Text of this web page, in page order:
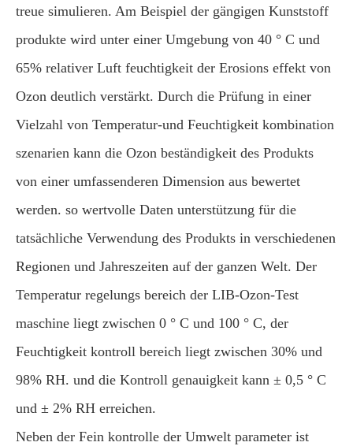
treue simulieren. Am Beispiel der gängigen Kunststoff
produkte wird unter einer Umgebung von 40 ° C und
65% relativer Luft feuchtigkeit der Erosions effekt von
Ozon deutlich verstärkt. Durch die Prüfung in einer
Vielzahl von Temperatur-und Feuchtigkeit kombination
szenarien kann die Ozon beständigkeit des Produkts
von einer umfassenderen Dimension aus bewertet
werden. so wertvolle Daten unterstützung für die
tatsächliche Verwendung des Produkts in verschiedenen
Regionen und Jahreszeiten auf der ganzen Welt. Der
Temperatur regelungs bereich der LIB-Ozon-Test
maschine liegt zwischen 0 ° C und 100 ° C, der
Feuchtigkeit kontroll bereich liegt zwischen 30% und
98% RH. und die Kontroll genauigkeit kann ± 0,5 ° C
und ± 2% RH erreichen.
Neben der Fein kontrolle der Umwelt parameter ist